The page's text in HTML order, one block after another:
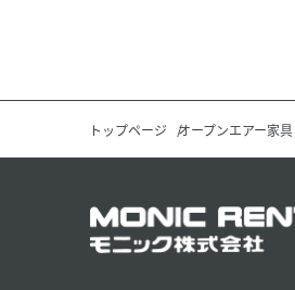
トップページ オープンエアー家具